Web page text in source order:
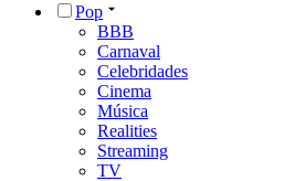
Pop
BBB
Carnaval
Celebridades
Cinema
Música
Realities
Streaming
TV